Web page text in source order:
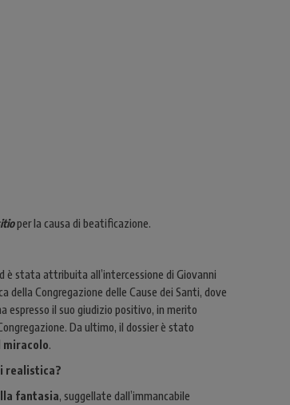
per la causa di beatificazione.
è stata attribuita all’intercessione di Giovanni
della Congregazione delle Cause dei Santi, dove
espresso il suo giudizio positivo, in merito
Da ultimo, il dossier è stato
.
realistica?
fantasia, suggellate dall’immancabile